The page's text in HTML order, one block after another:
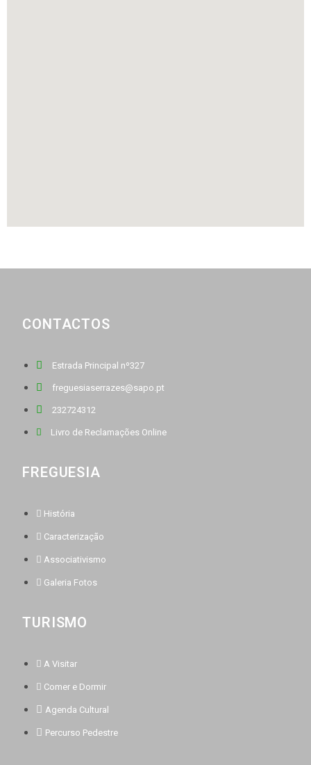
CONTACTOS
Estrada Principal nº327
freguesiaserrazes@sapo.pt
232724312
Livro de Reclamações Online
FREGUESIA
História
Caracterização
Associativismo
Galeria Fotos
TURISMO
A Visitar
Comer e Dormir
Agenda Cultural
Percurso Pedestre